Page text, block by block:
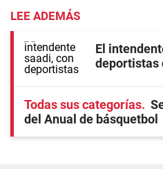
LEE ADEMÁS
El
deportistas
Todas sus categorías
del Anual de básquetbol